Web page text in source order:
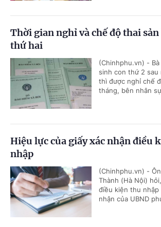
Thời gian nghỉ và chế độ thai
thứ hai
(Chinhphu.vn) -
sinh con thứ 2 sau
thì được nghỉ chế
tháng, bên nhân
Hiệu lực của giấy xác nhận điều
nhập
(Chinhphu.vn) -
Thành (Hà Nội)
điều kiện thu nhập
nhận của UBND